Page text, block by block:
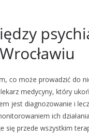
co może prowadzić do
medycyny, który
jest diagnozowanie i
ich
się przede wszystkim